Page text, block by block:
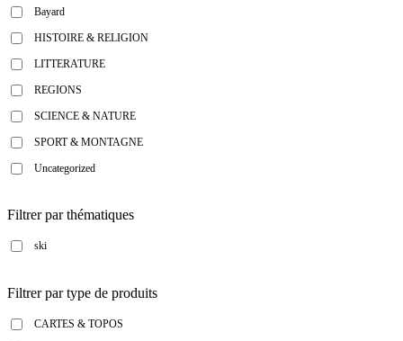
Bayard
HISTOIRE & RELIGION
LITTERATURE
REGIONS
SCIENCE & NATURE
SPORT & MONTAGNE
Uncategorized
Filtrer par thématiques
ski
Filtrer par type de produits
CARTES & TOPOS